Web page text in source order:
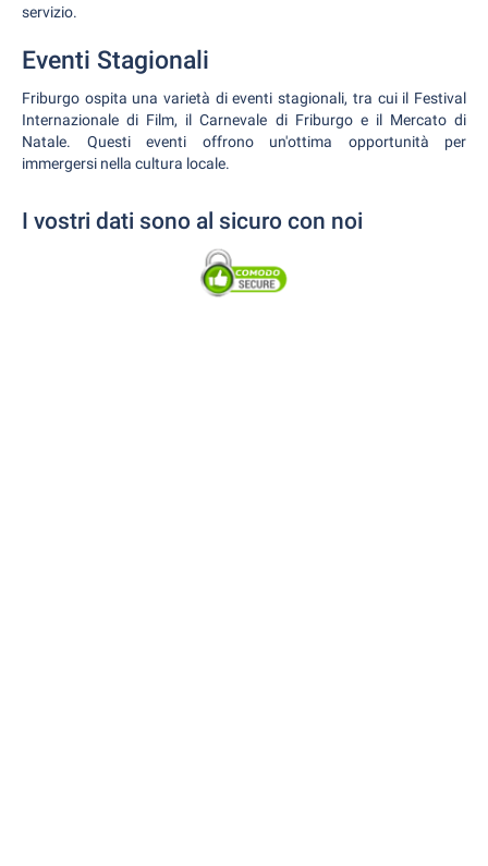
servizio.
Eventi Stagionali
Friburgo ospita una varietà di eventi stagionali, tra cui il Festival
Internazionale di Film, il Carnevale di Friburgo e il Mercato di
Natale. Questi eventi offrono un'ottima opportunità per
immergersi nella cultura locale.
I vostri dati sono al sicuro con noi